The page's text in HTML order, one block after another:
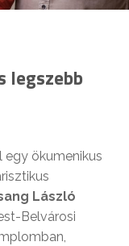
legszebb
ökumenikus
László
Belvárosi